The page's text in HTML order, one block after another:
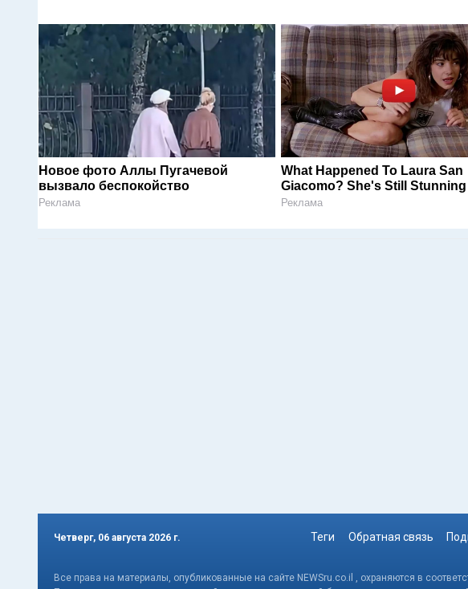
Новое фото Аллы Пугачевой
вызвало беспокойство
Реклама
What Happened To Laura San
Giacomo? She's Still Stunning
Реклама
Четверг, 06 августа 2026 г. Теги Обратная связь
Все права на материалы, опубликованные на сайте NEWSru.co.il , охраняются в